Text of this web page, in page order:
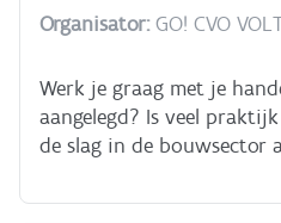
Organisator:GO! CVO
Werk je graag met je handen? Ben je
aangelegd? Is veel praktijk jouw ding? Wil je aan
de slag in de bouwsector
iets voor jou.